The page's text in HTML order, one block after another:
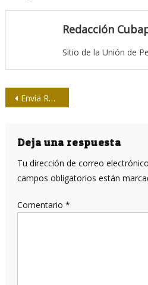
Redacción
Sitio de la Unión de
Navegación
entradas
Envía Raúl condolencias a EUA por la masacre de Orlando
Deja una respuesta
Tu dirección de correo
campos obligatorios están
Comentario *